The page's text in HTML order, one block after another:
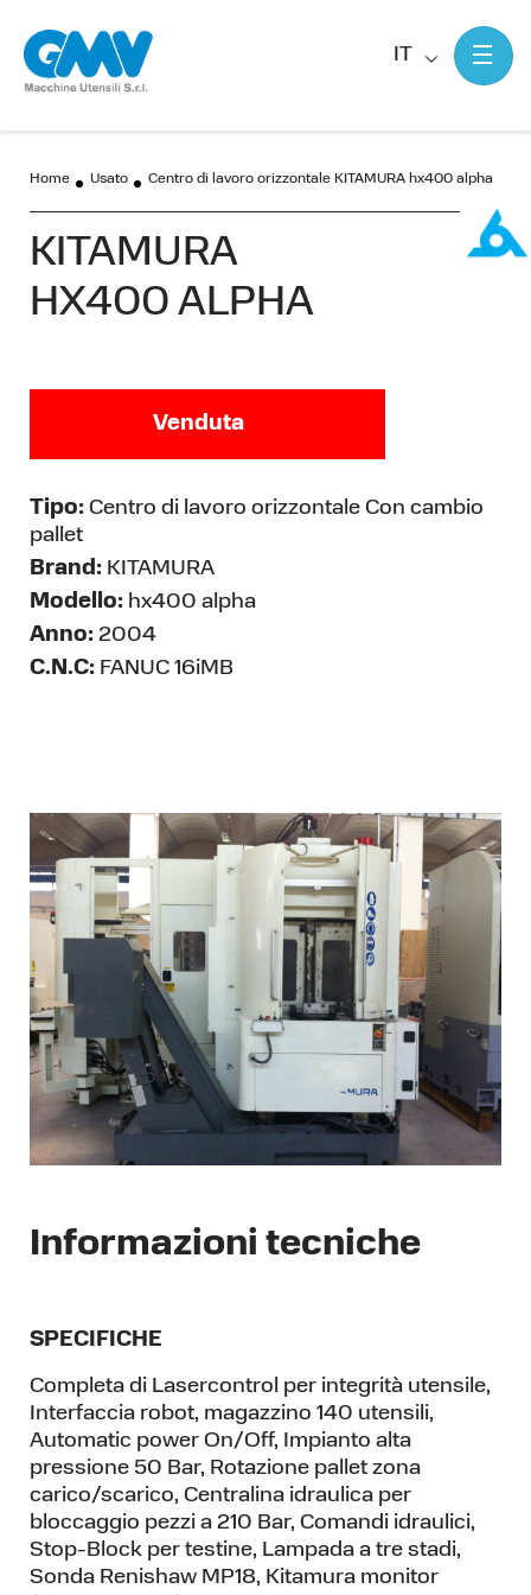
IT
Home Usato Centro di lavoro orizzontale KITAMURA hx400 alpha
KITAMURA
HX400 ALPHA
Venduta
Tipo: Centro di lavoro orizzontale Con cambio
pallet
Brand: KITAMURA
Modello: hx400 alpha
Anno: 2004
C.N.C: FANUC 16iMB
Informazioni tecniche
SPECIFICHE
Completa di Lasercontrol per integrità utensile,
Interfaccia robot, magazzino 140 utensili,
Automatic power On/Off, Impianto alta
pressione 50 Bar, Rotazione pallet zona
carico/scarico, Centralina idraulica per
bloccaggio pezzi a 210 Bar, Comandi idraulici,
Stop-Block per testine, Lampada a tre stadi,
Sonda Renishaw MP18, Kitamura monitor